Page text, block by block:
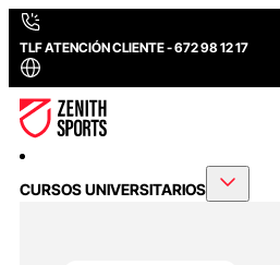
TLF ATENCIÓN CLIENTE - 672 98 12 17
CURSOS UNIVERSITARIOS